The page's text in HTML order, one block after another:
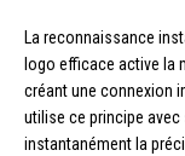
La reconnaissance
logo efficace active la
créant une connexion
utilise ce principe
instantanément la